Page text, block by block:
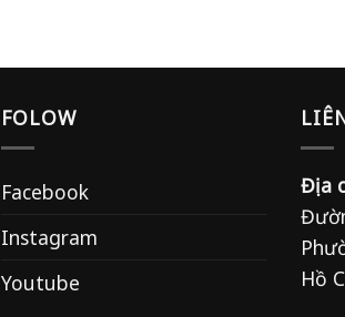
FOLOW
Facebook
Instagram
Youtube
Địa
Hồ